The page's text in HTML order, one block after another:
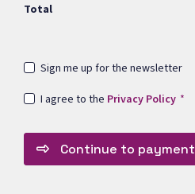
Total
Sign me up for the newsletter
I agree to the Privacy Policy
Continue to payment